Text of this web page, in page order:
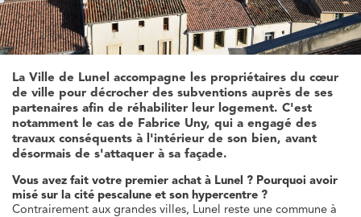
La Ville de Lunel accompagne les propriétaires du cœur
de ville pour décrocher des subventions auprès de ses
partenaires afin de réhabiliter leur logement. C'est
notamment le cas de Fabrice Uny, qui a engagé des
travaux conséquents à l'intérieur de son bien, avant
désormais de s'attaquer à sa façade.
Vous avez fait votre premier achat à Lunel ? Pourquoi avoir
misé sur la cité pescalune et son hypercentre ?
Contrairement aux grandes villes, Lunel reste une commune à